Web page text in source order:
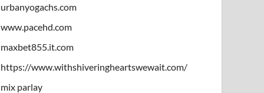
urbanyogachs.com
www.pacehd.com
maxbet855.it.com
https://www.withshiveringheartswewait.com/
mix parlay